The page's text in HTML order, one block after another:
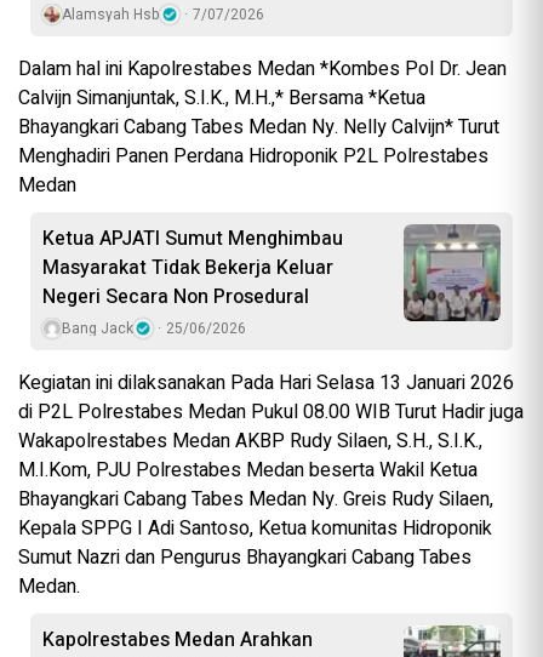
Alamsyah Hsb 7/07/2026
Dalam hal ini Kapolrestabes Medan *Kombes Pol Dr. Jean
Calvijn Simanjuntak, S.I.K., M.H.,* Bersama *Ketua
Bhayangkari Cabang Tabes Medan Ny. Nelly Calvijn* Turut
Menghadiri Panen Perdana Hidroponik P2L Polrestabes
Medan
Ketua APJATI Sumut Menghimbau
Masyarakat Tidak Bekerja Keluar
Negeri Secara Non Prosedural
Bang Jack 25/06/2026
Kegiatan ini dilaksanakan Pada Hari Selasa 13 Januari 2026
di P2L Polrestabes Medan Pukul 08.00 WIB Turut Hadir juga
Wakapolrestabes Medan AKBP Rudy Silaen, S.H., S.I.K.,
M.I.Kom, PJU Polrestabes Medan beserta Wakil Ketua
Bhayangkari Cabang Tabes Medan Ny. Greis Rudy Silaen,
Kepala SPPG I Adi Santoso, Ketua komunitas Hidroponik
Sumut Nazri dan Pengurus Bhayangkari Cabang Tabes
Medan.
Kapolrestabes Medan Arahkan